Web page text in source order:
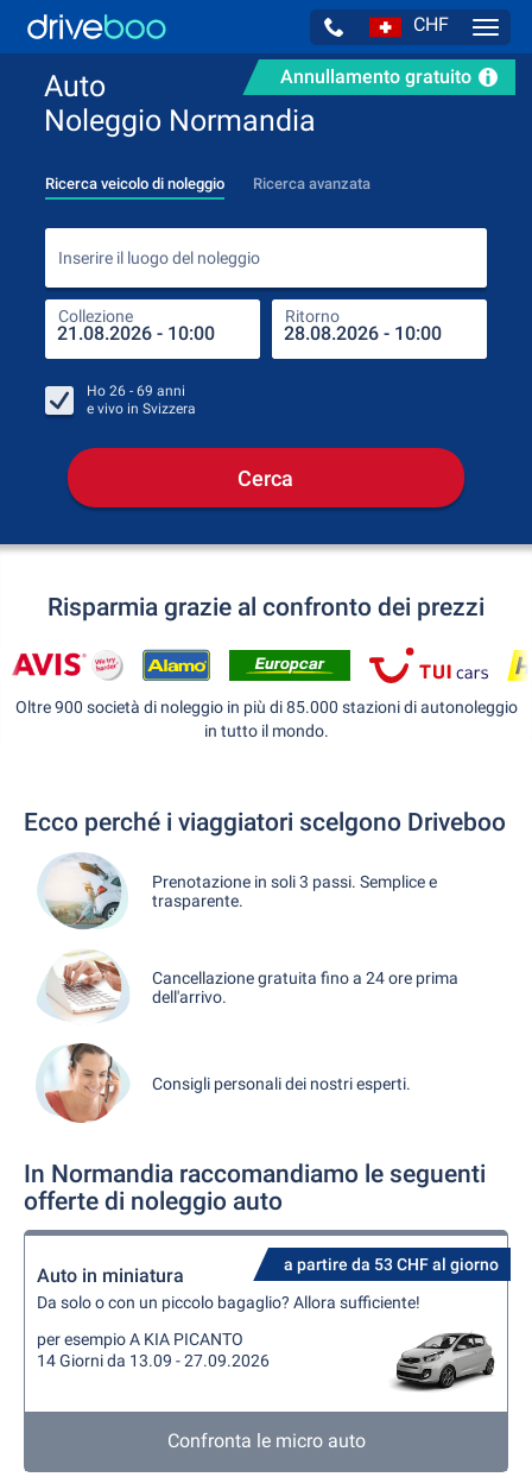
CHF
Annullamento gratuito
Auto
Noleggio Normandia
Ricerca veicolo di noleggio Ricerca avanzata
Inserire il luogo del noleggio
Collezione Ritorno
Ho 26 - 69 anni
e vivo in Svizzera
Cerca
Risparmia grazie al confronto dei prezzi
Oltre 900 società di noleggio in più di 85.000 stazioni di autonoleggio
in tutto il mondo.
Ecco perché i viaggiatori scelgono Driveboo
Prenotazione in soli 3 passi. Semplice e
trasparente.
Cancellazione gratuita fino a 24 ore prima
dell'arrivo.
Consigli personali dei nostri esperti.
In Normandia raccomandiamo le seguenti
offerte di noleggio auto
a partire da 53 CHF al giorno
Auto in miniatura
Da solo o con un piccolo bagaglio? Allora sufficiente!
per esempio A KIA PICANTO
14 Giorni da 13.09 - 27.09.2026
Confronta le micro auto